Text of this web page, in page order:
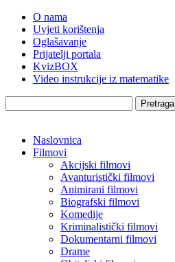
O nama
Uvjeti korištenja
Oglašavanje
Prijatelji portala
KvizBOX
Video instrukcije iz matematike
Pretraga
Naslovnica
Filmovi
Akcijski filmovi
Avanturistički filmovi
Animirani filmovi
Biografski filmovi
Komedije
Kriminalistički filmovi
Dokumentarni filmovi
Drame